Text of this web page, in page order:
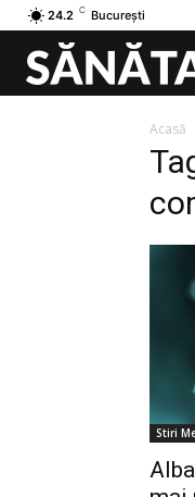
24.2 C București
Acasă
Stiri